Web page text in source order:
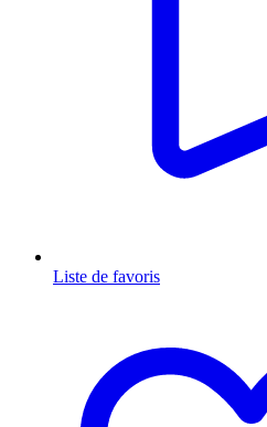
Liste de favoris